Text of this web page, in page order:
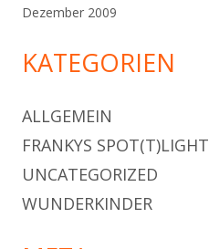
Dezember 2009
KATEGORIEN
ALLGEMEIN
FRANKYS SPOT(T)LIGHT
UNCATEGORIZED
WUNDERKINDER